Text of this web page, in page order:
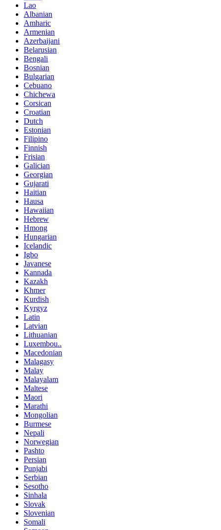
Lao
Albanian
Amharic
Armenian
Azerbaijani
Belarusian
Bengali
Bosnian
Bulgarian
Cebuano
Chichewa
Corsican
Croatian
Dutch
Estonian
Filipino
Finnish
Frisian
Galician
Georgian
Gujarati
Haitian
Hausa
Hawaiian
Hebrew
Hmong
Hungarian
Icelandic
Igbo
Javanese
Kannada
Kazakh
Khmer
Kurdish
Kyrgyz
Latin
Latvian
Lithuanian
Luxembou..
Macedonian
Malagasy
Malay
Malayalam
Maltese
Maori
Marathi
Mongolian
Burmese
Nepali
Norwegian
Pashto
Persian
Punjabi
Serbian
Sesotho
Sinhala
Slovak
Slovenian
Somali